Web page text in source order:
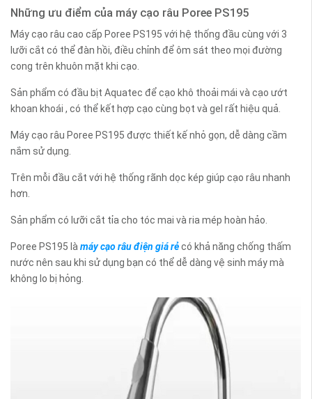
Những ưu điểm của máy cạo râu Poree PS195
Máy cạo râu cao cấp Poree PS195 với hệ thống đầu cùng với 3
lưỡi cắt có thể đàn hồi, điều chỉnh để ôm sát theo mọi đường
cong trên khuôn mặt khi cạo.
Sản phẩm có đầu bịt Aquatec để cạo khô thoải mái và cạo ướt
khoan khoái , có thể kết hợp cạo cùng bọt và gel rất hiệu quả.
Máy cạo râu Poree PS195 được thiết kế nhỏ gọn, dễ dàng cầm
nắm sử dụng.
Trên mỗi đầu cắt với hệ thống rãnh dọc kép giúp cạo râu nhanh
hơn.
Sản phẩm có lưỡi cắt tỉa cho tóc mai và ria mép hoàn hảo.
Poree PS195 là máy cạo râu điện giá rẻcó khả năng chống thấm
nước nên sau khi sử dụng bạn có thể dễ dàng vệ sinh máy mà
không lo bị hỏng.